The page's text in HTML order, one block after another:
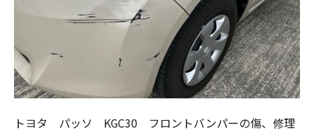
トヨタ パッソ KGC30 フロントバンパーの傷、修理